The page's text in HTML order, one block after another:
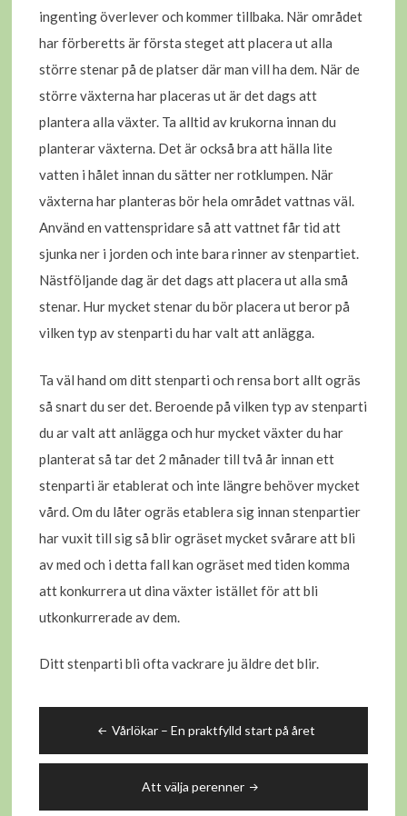
ingenting överlever och kommer tillbaka. När området
har förberetts är första steget att placera ut alla
större stenar på de platser där man vill ha dem. När de
större växterna har placeras ut är det dags att
plantera alla växter. Ta alltid av krukorna innan du
planterar växterna. Det är också bra att hälla lite
vatten i hålet innan du sätter ner rotklumpen. När
växterna har planteras bör hela området vattnas väl.
Använd en vattenspridare så att vattnet får tid att
sjunka ner i jorden och inte bara rinner av stenpartiet.
Nästföljande dag är det dags att placera ut alla små
stenar. Hur mycket stenar du bör placera ut beror på
vilken typ av stenparti du har valt att anlägga.
Ta väl hand om ditt stenparti och rensa bort allt ogräs
så snart du ser det. Beroende på vilken typ av stenparti
du ar valt att anlägga och hur mycket växter du har
planterat så tar det 2 månader till två år innan ett
stenparti är etablerat och inte längre behöver mycket
vård. Om du låter ogräs etablera sig innan stenpartier
har vuxit till sig så blir ogräset mycket svårare att bli
av med och i detta fall kan ogräset med tiden komma
att konkurrera ut dina växter istället för att bli
utkonkurrerade av dem.
Ditt stenparti bli ofta vackrare ju äldre det blir.
Vårlökar – En praktfylld start på året
Att välja perenner